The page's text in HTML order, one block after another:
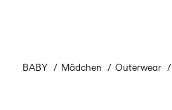
BABY Mädchen Outerwear